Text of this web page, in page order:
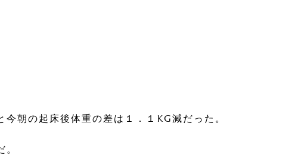
朝の起床後体重の差は１．１kg減だった。